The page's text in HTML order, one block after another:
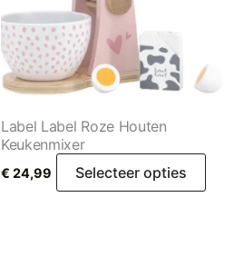
Label Label Roze Houten
Keukenmixer
€ 24,99 Selecteer opties